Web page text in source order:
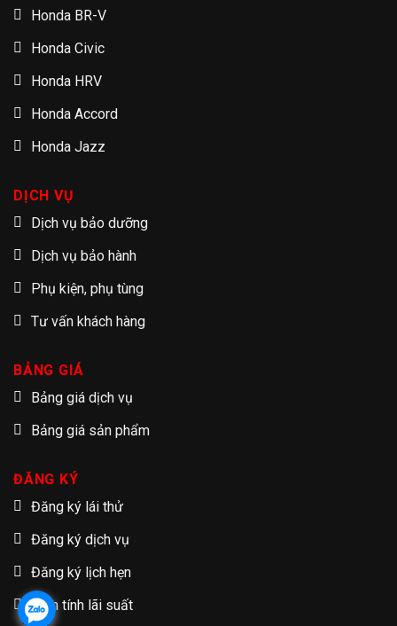
Honda BR-V
Honda Civic
Honda HRV
Honda Accord
Honda Jazz
DỊCH VỤ
Dịch vụ bảo dưỡng
Dịch vụ bảo hành
Phụ kiện, phụ tùng
Tư vấn khách hàng
BẢNG GIÁ
Bảng giá dịch vụ
Bảng giá sản phẩm
ĐĂNG KÝ
Đăng ký lái thử
Đăng ký dịch vụ
Đăng ký lịch hẹn
Tạm tính lãi suất